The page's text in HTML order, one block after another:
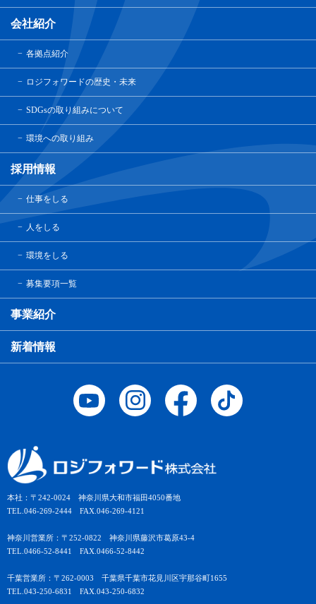
本社：〒242-0024 神奈川県大和市福田4050番地
TEL.046-269-2444 FAX.046-269-4121
神奈川営業所：〒252-0822 神奈川県藤沢市葛原43-4
TEL.0466-52-8441 FAX.0466-52-8442
千葉営業所：〒262-0003 千葉県千葉市花見川区宇那谷町1655
TEL.043-250-6831 FAX.043-250-6832
会社紹介
各拠点紹介
ロジフォワードの歴史・未来
SDGsの取り組みについて
環境への取り組み
採用情報
仕事をしる
人をしる
環境をしる
募集要項一覧
事業紹介
新着情報